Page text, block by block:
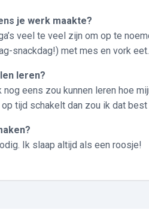
je werk maakte?
veel te veel zijn om op te
snackdag!) met mes en vork eet.
leren?
eens zou kunnen leren hoe
tijd schakelt dan zou ik dat best
Ik slaap altijd als een roosje!